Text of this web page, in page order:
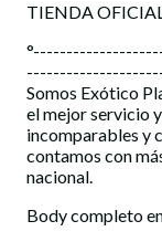
TIENDA
Somos Exótico
el mejor servicio
incomparables y
contamos con
nacional.
Body completo